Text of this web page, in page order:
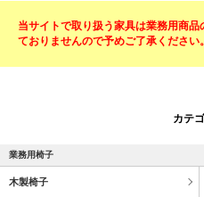
当サイトで取り扱う家具は業務用商
ておりませんので予めご了承ください。
カテ
業務用椅子
木製椅子